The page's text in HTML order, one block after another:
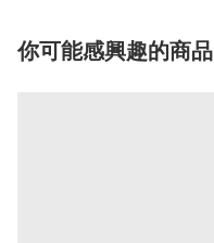
你可能感興趣的商品